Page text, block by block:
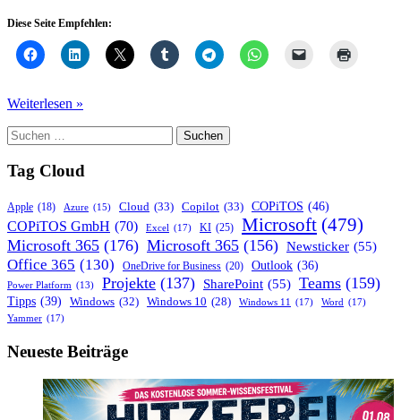
Diese Seite Empfehlen:
Microsoft
Copilot:
KI
halluziniert
–
Wie
Sie
falsche
Antworten
erkennen
und
vermeiden
Weiterlesen »
Suchen
nach:
Tag Cloud
Apple (18) Azure (15) Cloud (33) Copilot (33) COPiTOS (46)
COPiTOS GmbH (70) Excel (17) KI (25) Microsoft (479)
Microsoft 365 (176) Microsoft 365 (156) Newsticker (55)
Office 365 (130) OneDrive for Business (20) Outlook (36)
Power Platform (13) Projekte (137) SharePoint (55) Teams (159)
Tipps (39) Windows (32) Windows 10 (28) Windows 11 (17) Word (17)
Yammer (17)
Neueste Beiträge